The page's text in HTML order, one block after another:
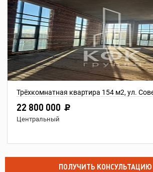
Трёхкомнатная квартира 154 м2, ул.
22 800 000
Центральный
ПОЛУЧИТЬ КОНСУЛЬТАЦИЮ